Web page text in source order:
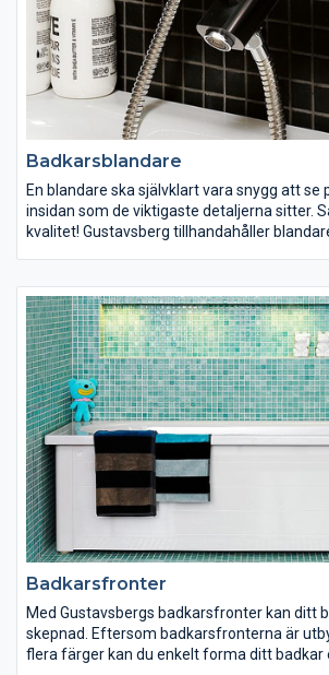
Badkarsblandare
En blandare ska självklart vara snygg att se
insidan som de viktigaste detaljerna sitter.
kvalitet! Gustavsberg tillhandahåller
Gustavsberg med Safe Touch-funktion
vattentemperaturen och eliminerar
Gustavsberg erbjuder ett noga genomtänkt
som passar dig och dina önskemål oavsett
har.
Badkarsfronter
Med Gustavsbergs badkarsfronter kan ditt
skepnad. Eftersom badkarsfronterna är
flera färger kan du enkelt forma ditt badkar